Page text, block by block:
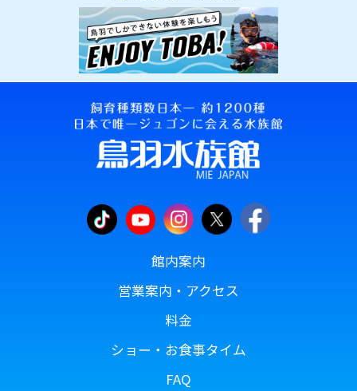
館内案内
営業案内・アクセス
料金
ショー・お食事タイム
FAQ